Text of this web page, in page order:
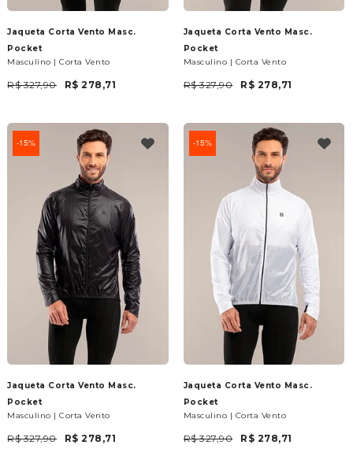
Jaqueta Corta Vento Masc.
Pocket
Masculino | Corta Vento
R$ 327,90 R$ 278,71
Jaqueta Corta Vento Masc.
Pocket
Masculino | Corta Vento
R$ 327,90 R$ 278,71
15%
Jaqueta Corta Vento Masc.
Pocket
Masculino | Corta Vento
R$ 327,90 R$ 278,71
15%
Jaqueta Corta Vento Masc.
Pocket
Masculino | Corta Vento
R$ 327,90 R$ 278,71